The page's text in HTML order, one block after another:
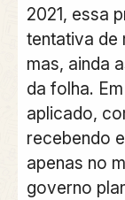
2021, essa
tentativa de
mas, ainda
da folha.
aplicado,
recebendo
apenas no
governo